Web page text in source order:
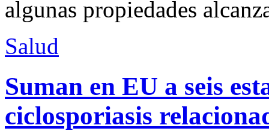
algunas propiedades
Salud
Suman en EU a seis
ciclosporiasis